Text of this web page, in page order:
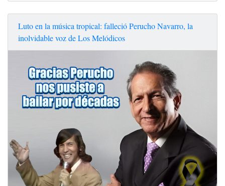
Luto en la música tropical: falleció Perucho Navarro, la
inolvidable voz de Los Melódicos